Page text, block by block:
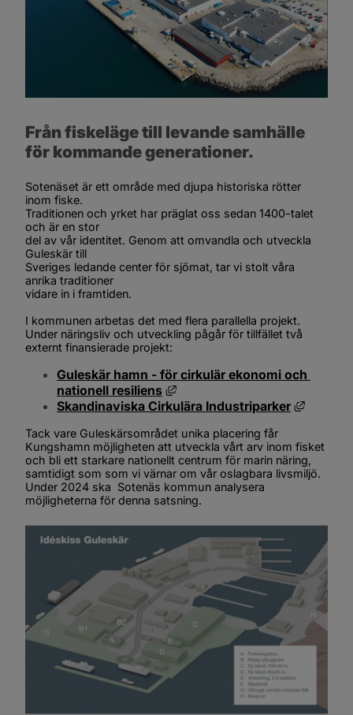
Från fiskeläge till levande samhälle
för kommande generationer.
Sotenäset är ett område med djupa historiska rötter
inom fiske.
Traditionen och yrket har präglat oss sedan 1400-talet
och är en stor
del av vår identitet. Genom att omvandla och utveckla
Guleskär till
Sveriges ledande center för sjömat, tar vi stolt våra
anrika traditioner
vidare in i framtiden.
I kommunen arbetas det med flera parallella projekt.
Under näringsliv och utveckling pågår för tillfället två
externt finansierade projekt:
Guleskär hamn - för cirkulär ekonomi och
nationell resiliens
Länk till annan webbplats,
Skandinaviska Cirkulära Industriparker
Länk till
Tack vare Guleskärsområdet unika placering får
Kungshamn möjligheten att utveckla vårt arv inom fisket
och bli ett starkare nationellt centrum för marin näring,
samtidigt som som vi värnar om vår oslagbara livsmiljö.
Under 2024 ska  Sotenäs kommun analysera
möjligheterna för denna satsning.